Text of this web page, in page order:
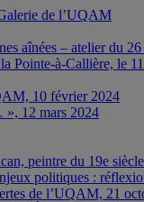
de l’UQAM
aînées – atelier du
Pointe-à-Callière, le
10 février 2024
», 12 mars 2024
peintre du 19e
politiques :
de l’UQAM, 21